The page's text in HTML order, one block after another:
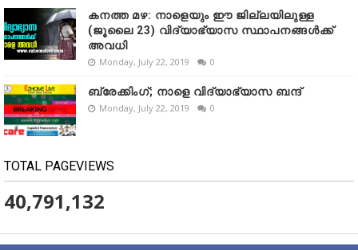
കനത്ത മഴ: നാളെയും ഈ ജില്ലയിലുള്ള
(ജൂലൈ 23) വിദ്യാഭ്യാസ സ്ഥാപനങ്ങൾക്ക്
അവധി
Monday, July 22, 2019 0
ബ്രേക്കിംഗ്; നാളെ വിദ്യാഭ്യാസ ബന്ദ്
Monday, July 22, 2019 0
TOTAL PAGEVIEWS
40,791,132